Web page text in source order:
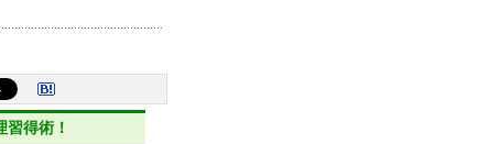
得術！